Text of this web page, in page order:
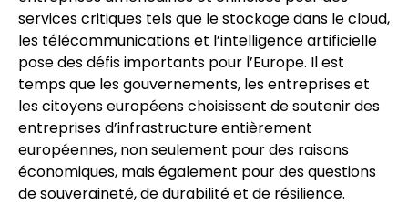
services critiques tels que le stockage dans le cloud,
les télécommunications et l’intelligence artificielle
pose des défis importants pour l’Europe. Il est
temps que les gouvernements, les entreprises et
les citoyens européens choisissent de soutenir des
entreprises d’infrastructure entièrement
européennes, non seulement pour des raisons
économiques, mais également pour des questions
de souveraineté, de durabilité et de résilience.